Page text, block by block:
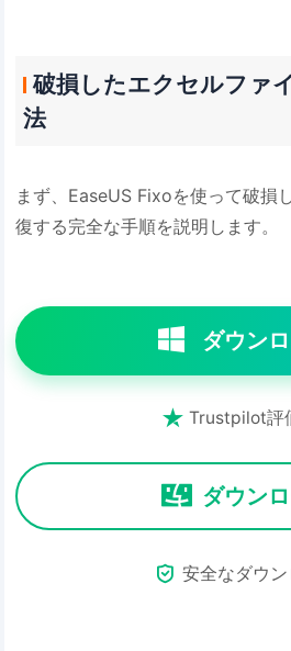
破損したエクセルファ
法
まず、EaseUS Fixoを使って破損
復する完全な手順を説明します。
ダウン
 Trustpilot評
ダウン
 安全なダウン